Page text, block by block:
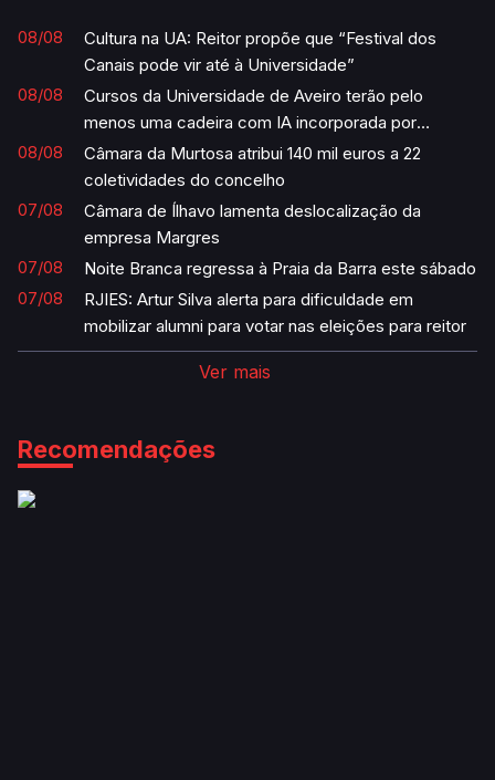
08/08
Cultura na UA: Reitor propõe que “Festival dos
Canais pode vir até à Universidade”
08/08
Cursos da Universidade de Aveiro terão pelo
menos uma cadeira com IA incorporada por
semestre
08/08
Câmara da Murtosa atribui 140 mil euros a 22
coletividades do concelho
07/08
Câmara de Ílhavo lamenta deslocalização da
empresa Margres
07/08
Noite Branca regressa à Praia da Barra este sábado
07/08
RJIES: Artur Silva alerta para dificuldade em
mobilizar alumni para votar nas eleições para reitor
Ver mais
Recomendações